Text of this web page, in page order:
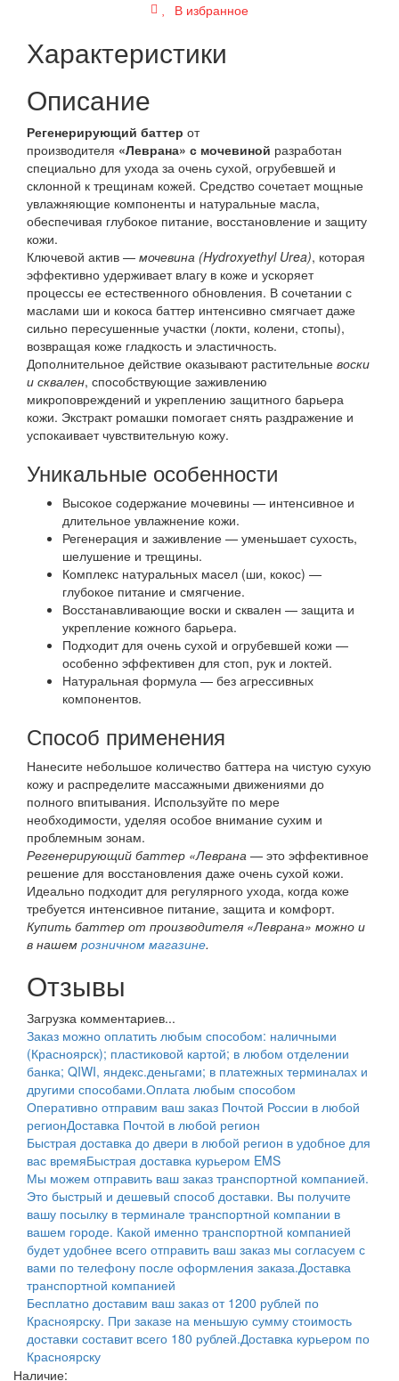
В избранное
Характеристики
Описание
Регенерирующий баттер от
производителя «Леврана» с мочевиной разработан
специально для ухода за очень сухой, огрубевшей и
склонной к трещинам кожей. Средство сочетает мощные
увлажняющие компоненты и натуральные масла,
обеспечивая глубокое питание, восстановление и защиту
кожи.
Ключевой актив — мочевина (Hydroxyethyl Urea), которая
эффективно удерживает влагу в коже и ускоряет
процессы ее естественного обновления. В сочетании с
маслами ши и кокоса баттер интенсивно смягчает даже
сильно пересушенные участки (локти, колени, стопы),
возвращая коже гладкость и эластичность.
Дополнительное действие оказывают растительные воски
и сквален, способствующие заживлению
микроповреждений и укреплению защитного барьера
кожи. Экстракт ромашки помогает снять раздражение и
успокаивает чувствительную кожу.
Уникальные особенности
Высокое содержание мочевины — интенсивное и
длительное увлажнение кожи.
Регенерация и заживление — уменьшает сухость,
шелушение и трещины.
Комплекс натуральных масел (ши, кокос) —
глубокое питание и смягчение.
Восстанавливающие воски и сквален — защита и
укрепление кожного барьера.
Подходит для очень сухой и огрубевшей кожи —
особенно эффективен для стоп, рук и локтей.
Натуральная формула — без агрессивных
компонентов.
Способ применения
Нанесите небольшое количество баттера на чистую сухую
кожу и распределите массажными движениями до
полного впитывания. Используйте по мере
необходимости, уделяя особое внимание сухим и
проблемным зонам.
Регенерирующий баттер «Леврана — это эффективное
решение для восстановления даже очень сухой кожи.
Идеально подходит для регулярного ухода, когда коже
требуется интенсивное питание, защита и комфорт.
Купить баттер от производителя «Леврана» можно и
в нашем розничном магазине.
Отзывы
Загрузка комментариев...
Заказ можно оплатить любым способом: наличными
(Красноярск); пластиковой картой; в любом отделении
банка; QIWI, яндекс.деньгами; в платежных терминалах и
другими способами.Оплата любым способом
Оперативно отправим ваш заказ Почтой России в любой
регионДоставка Почтой в любой регион
Быстрая доставка до двери в любой регион в удобное для
вас времяБыстрая доставка курьером EMS
Мы можем отправить ваш заказ транспортной компанией.
Это быстрый и дешевый способ доставки. Вы получите
вашу посылку в терминале транспортной компании в
вашем городе. Какой именно транспортной компанией
будет удобнее всего отправить ваш заказ мы согласуем с
вами по телефону после оформления заказа.Доставка
транспортной компанией
Бесплатно доставим ваш заказ от 1200 рублей по
Красноярску. При заказе на меньшую сумму стоимость
доставки составит всего 180 рублей.Доставка курьером по
Красноярску
Наличие: